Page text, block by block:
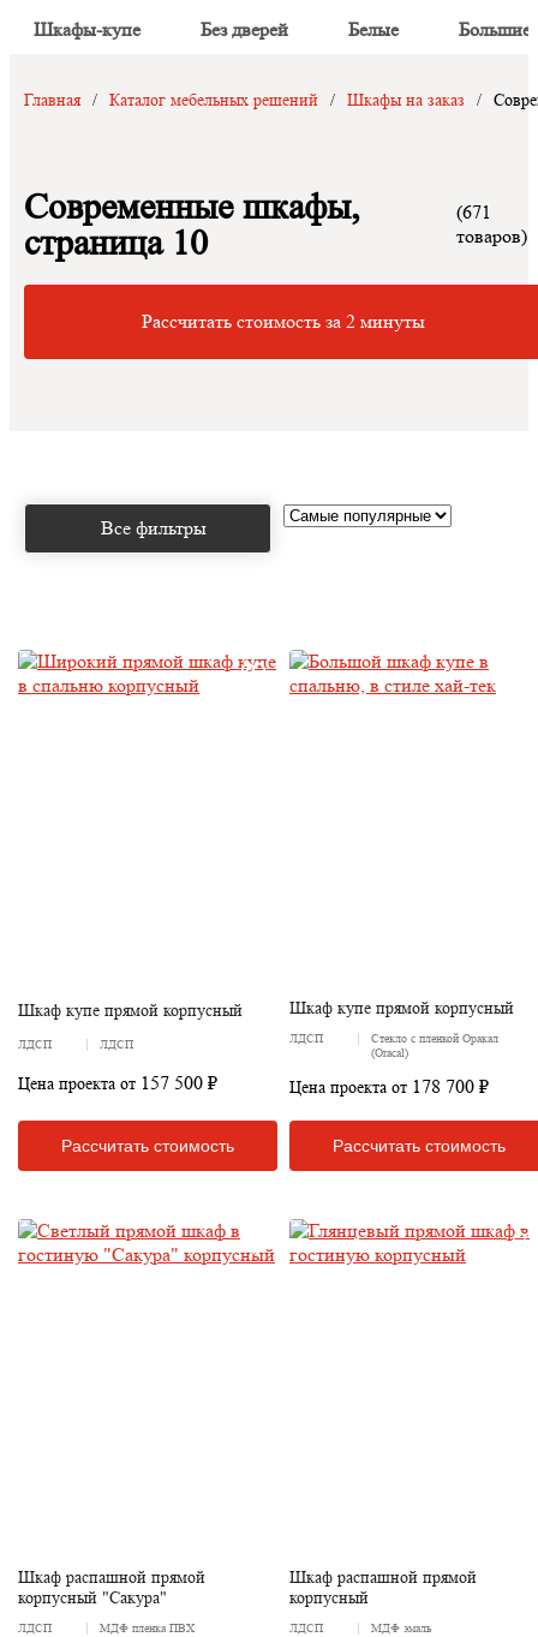
Шкафы-купе Без дверей Белые Большие
Главная / Каталог мебельных решений / Шкафы на заказ /
Современные шкафы,
страница 10
(671
товаров)
Рассчитать стоимость за 2 минуты
Все фильтры
Шкаф купе прямой корпусный
ЛДСП ЛДСП
Цена проекта от 157 500 ₽
Рассчитать стоимость
Шкаф купе прямой корпусный
ЛДСП
Стекло с пленкой Оракал
(Oracal)
Цена проекта от 178 700 ₽
Рассчитать стоимость
Шкаф распашной прямой
корпусный "Сакура"
ЛДСП МДФ пленка ПВХ
Шкаф распашной прямой
корпусный
ЛДСП МДФ эмаль